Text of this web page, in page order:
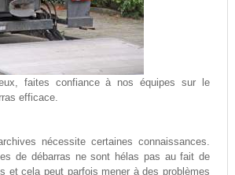
faites confiance à nos équipes sur le
efficace.
nécessite certaines connaissances.
de débarras ne sont hélas pas au fait de
et cela peut parfois mener à des problèmes